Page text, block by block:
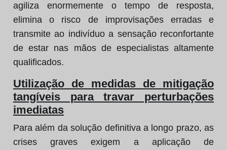
agiliza enormemente o tempo de resposta,
elimina o risco de improvisações erradas e
transmite ao indivíduo a sensação reconfortante
de estar nas mãos de especialistas altamente
qualificados.
Utilização de medidas de mitigação
tangíveis para travar perturbações
imediatas
Para além da solução definitiva a longo prazo, as
crises graves exigem a aplicação de